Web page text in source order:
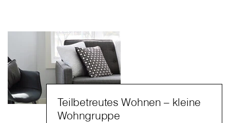
Teilbetreutes Wohnen – kleine
Wohngruppe